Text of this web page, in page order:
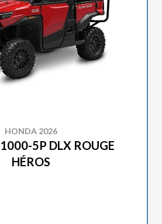
HONDA 2026
5P DLX ROUGE
HÉROS